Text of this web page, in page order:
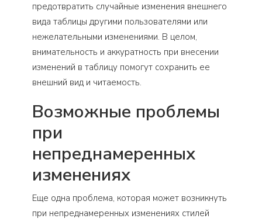
предотвратить случайные изменения внешнего
вида таблицы другими пользователями или
нежелательными изменениями. В целом,
внимательность и аккуратность при внесении
изменений в таблицу помогут сохранить ее
внешний вид и читаемость.
Возможные проблемы
при
непреднамеренных
изменениях
Еще одна проблема, которая может возникнуть
при непреднамеренных изменениях стилей